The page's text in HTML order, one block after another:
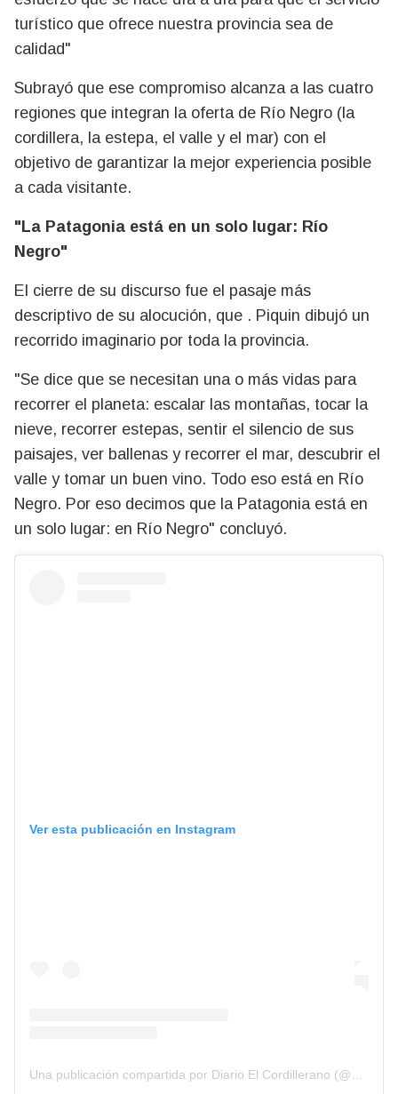
turístico que ofrece nuestra provincia sea de
calidad"
Subrayó que ese compromiso alcanza a las cuatro
regiones que integran la oferta de Río Negro (la
cordillera, la estepa, el valle y el mar) con el
objetivo de garantizar la mejor experiencia posible
a cada visitante.
"La Patagonia está en un solo lugar: Río
Negro"
El cierre de su discurso fue el pasaje más
descriptivo de su alocución, que . Piquin dibujó un
recorrido imaginario por toda la provincia.
"Se dice que se necesitan una o más vidas para
recorrer el planeta: escalar las montañas, tocar la
nieve, recorrer estepas, sentir el silencio de sus
paisajes, ver ballenas y recorrer el mar, descubrir el
valle y tomar un buen vino. Todo eso está en Río
Negro. Por eso decimos que la Patagonia está en
un solo lugar: en Río Negro" concluyó.
Ver esta publicación en Instagram
Una publicación compartida por Diario El Cordillerano (@elcordillerano)